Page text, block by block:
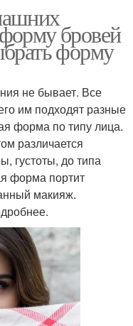
бровей
форму
не бывает. Все
им подходят разные
форма по типу лица.
различается
густоты, до типа
форма портит
макияж.